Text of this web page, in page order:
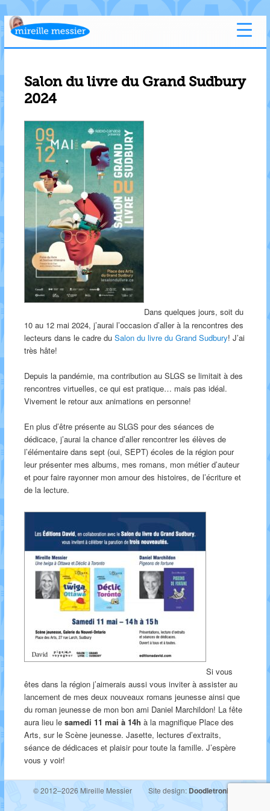
Salon du livre du Grand Sudbury
2024
Dans quelques jours, soit du
10 au 12 mai 2024, j’aurai l’occasion d’aller à la rencontres des
lecteurs dans le cadre du Salon du livre du Grand Sudbury! J’ai
très hâte!
Depuis la pandémie, ma contribution au SLGS se limitait à des
rencontres virtuelles, ce qui est pratique… mais pas idéal.
Vivement le retour aux animations en personne!
En plus d’être présente au SLGS pour des séances de
dédicace, j’aurai la chance d’aller rencontrer les élèves de
l’élémentaire dans sept (oui, SEPT) écoles de la région pour
leur présenter mes albums, mes romans, mon métier d’auteur
et pour faire rayonner mon amour des histoires, de l’écriture et
de la lecture.
Si vous
êtes dans la région j’aimerais aussi vous inviter à assister au
lancement de mes deux nouveaux romans jeunesse ainsi que
du roman jeunesse de mon bon ami Daniel Marchildon! La fête
aura lieu le samedi 11 mai à 14h à la magnifique Place des
Arts, sur le Scène jeunesse. Jasette, lectures d’extraits,
séance de dédicaces et plaisir pour toute la famille. J’espère
vous y voir!
© 2012–2026 Mireille Messier Site design: Doodletronics